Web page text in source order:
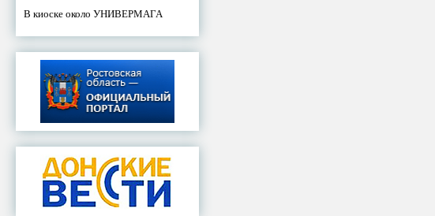
В киоске около УНИВЕРМАГА